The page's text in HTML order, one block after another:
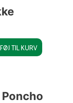
TIL KURV
multiple